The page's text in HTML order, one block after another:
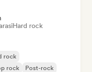
Hard rock
rock
rock
Post-rock